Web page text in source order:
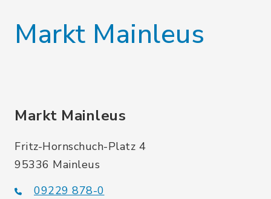
Markt Mainleus
Markt Mainleus
Fritz-Hornschuch-Platz 4
95336 Mainleus
09229 878-0